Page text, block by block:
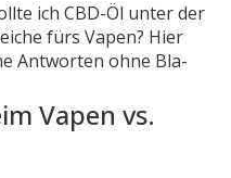
ich CBD-Öl unter der
fürs Vapen? Hier
Antworten ohne Bla-
Vapen vs.